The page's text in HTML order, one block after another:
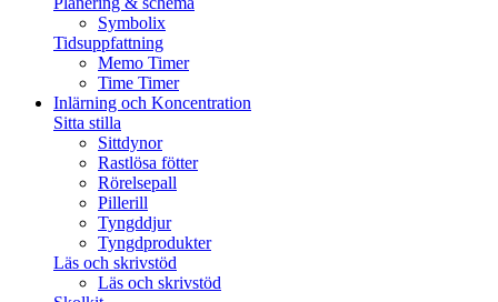
Symbolix
Tidsuppfattning
Memo Timer
Time Timer
Inlärning och Koncentration
Sitta stilla
Sittdynor
Rastlösa fötter
Rörelsepall
Pillerill
Tyngddjur
Tyngdprodukter
Läs och skrivstöd
Läs och skrivstöd